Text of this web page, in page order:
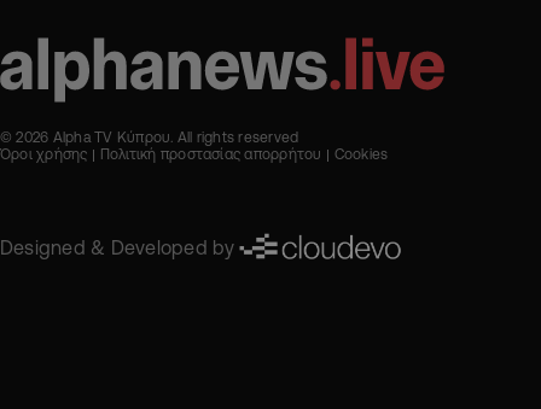
© 2026 Alpha TV Κύπρου. All rights reserved
Όροι χρήσης
Πολιτική προστασίας απορρήτου Cookies
Designed & Developed by